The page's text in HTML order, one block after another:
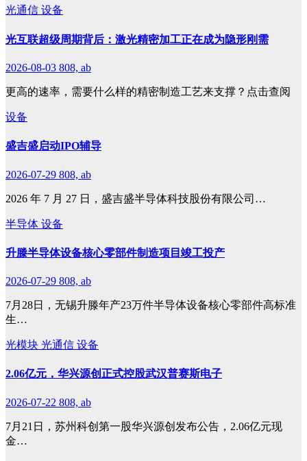
光通信 设备
光互联超级周期背后：激光精密加工正在成为隐形刚需
2026-08-03 808, ab
更高的速率，需要什么样的精密制造工艺来支撑？点击查阅
设备
盛吉盛启动IPO辅导
2026-07-29 808, ab
2026 年 7 月 27 日，盛吉盛半导体科技股份有限公司…
半导体 设备
升滕半导体设备核心零部件制造项目竣工投产
2026-07-29 808, ab
7月28日，无锡升滕年产23万件半导体设备核心零部件高标准
生…
光模块 光通信 设备
2.06亿元，华兴源创正式控股武汉普赛斯电子
2026-07-22 808, ab
7月21日，苏州科创第一股华兴源创发布公告，2.06亿元现
金…